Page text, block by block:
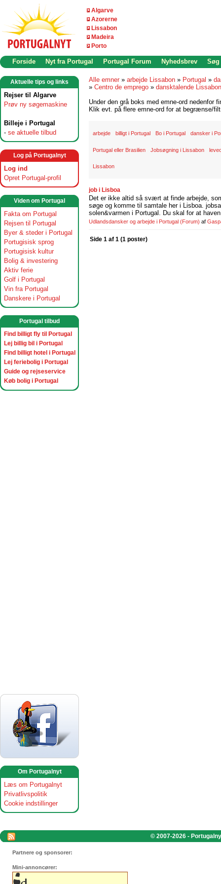
Algarve
Azorerne
Lissabon
Madeira
Porto
Forside Nyt fra Portugal Portugal Forum Nyhedsbrev Søg
Aktuelle tips og links
Rejser til Algarve
Prøv ny søgemaskine
Billeje i Portugal
- se aktuelle tilbud
Log på Portugalnyt
Log ind
Opret Portugal-profil
Viden om Portugal
Fakta om Portugal
Rejsen til Portugal
Byer & steder i Portugal
Portugisisk sprog
Portugisisk kultur
Bolig & investering
Aktiv ferie
Golf i Portugal
Vin fra Portugal
Danskere i Portugal
Portugal tilbud
Find billigt fly til Portugal
Lej billig bil i Portugal
Find billigt hotel i Portugal
Lej feriebolig i Portugal
Guide og rejseservice
Køb bolig i Portugal
Om Portugalnyt
Læs om Portugalnyt
Privatlivspolitik
Cookie indstillinger
Alle emner » arbejde Lissabon » Portugal »
» Centro de emprego » dansktalende Lissabon
Under den grå boks med emne-ord nedenfor
Klik evt. på flere emne-ord for at begrænse/
arbejde billigt i Portugal Bo i Portugal dansker i
Portugal eller Brasilien Jobsøgning i Lissabon
Lissabon
job i Lisboa
Det er ikke altid så svært at finde arbejde,
søge og komme til samtale her i Lisboa.
solen&varmen i Portugal. Du skal for at
Udlandsdansker og arbejde i Portugal (Forum) af
Side 1 af 1 (1 poster)
© 2007-2026 -
Partnere og sponsorer:
Mini-annoncører: